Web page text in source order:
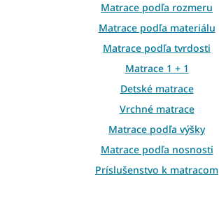
i
e
p
r
v
k
y
v
ý
p
i
s
u
Matrace podľa rozmeru
Matrace podľa materiálu
Matrace podľa tvrdosti
Matrace 1 + 1
Detské matrace
Vrchné matrace
Matrace podľa výšky
Matrace podľa nosnosti
Príslušenstvo k matracom